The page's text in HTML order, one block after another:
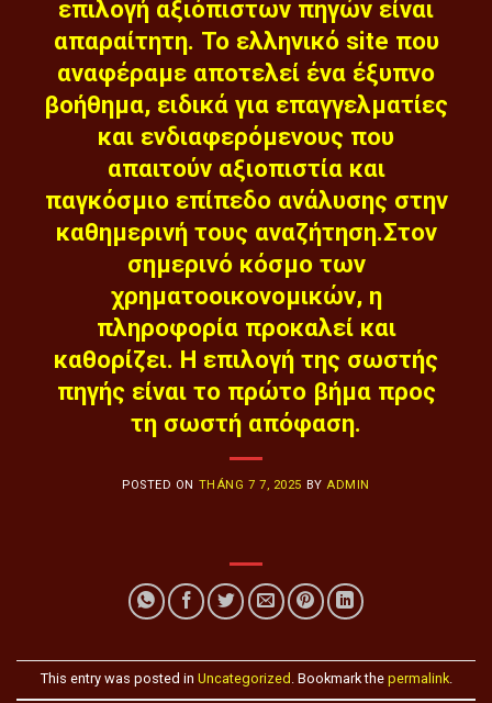
επιλογή αξιόπιστων πηγών είναι
απαραίτητη. Το ελληνικό site που
αναφέραμε αποτελεί ένα έξυπνο
βοήθημα, ειδικά για επαγγελματίες
και ενδιαφερόμενους που
απαιτούν αξιοπιστία και
παγκόσμιο επίπεδο ανάλυσης στην
καθημερινή τους αναζήτηση.Στον
σημερινό κόσμο των
χρηματοοικονομικών, η
πληροφορία προκαλεί και
καθορίζει. Η επιλογή της σωστής
πηγής είναι το πρώτο βήμα προς
τη σωστή απόφαση.
POSTED ON THÁNG 7 7, 2025 BY ADMIN
This entry was posted in Uncategorized . Bookmark the permalink.